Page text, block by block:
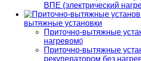
ВПЕ (электрический
вытяжные установки
Приточно-вытяжные
нагревом0
Приточно-вытяжные
рекуператором без